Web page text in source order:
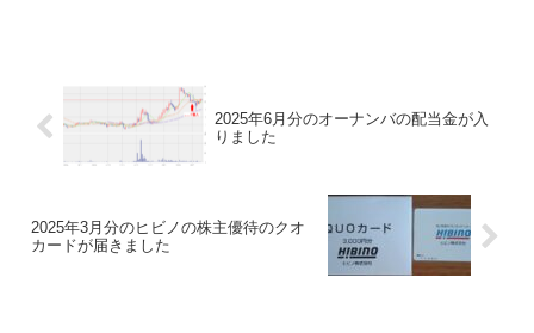
2025年6月分のオーナンバの配当金が入
りました
2025年3月分のヒビノの株主優待のクオ
カードが届きました